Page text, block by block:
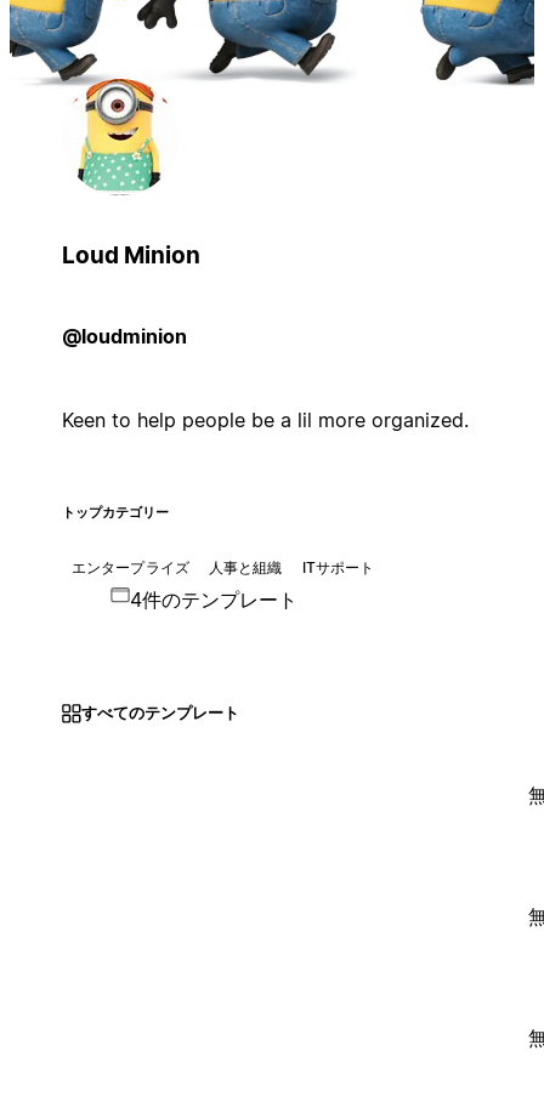
Loud Minion
@loudminion
Keen to help people be a lil more organized.
トップカテゴリー
エンタープライズ 人事と組織 ITサポート
4件のテンプレート
すべてのテンプレート